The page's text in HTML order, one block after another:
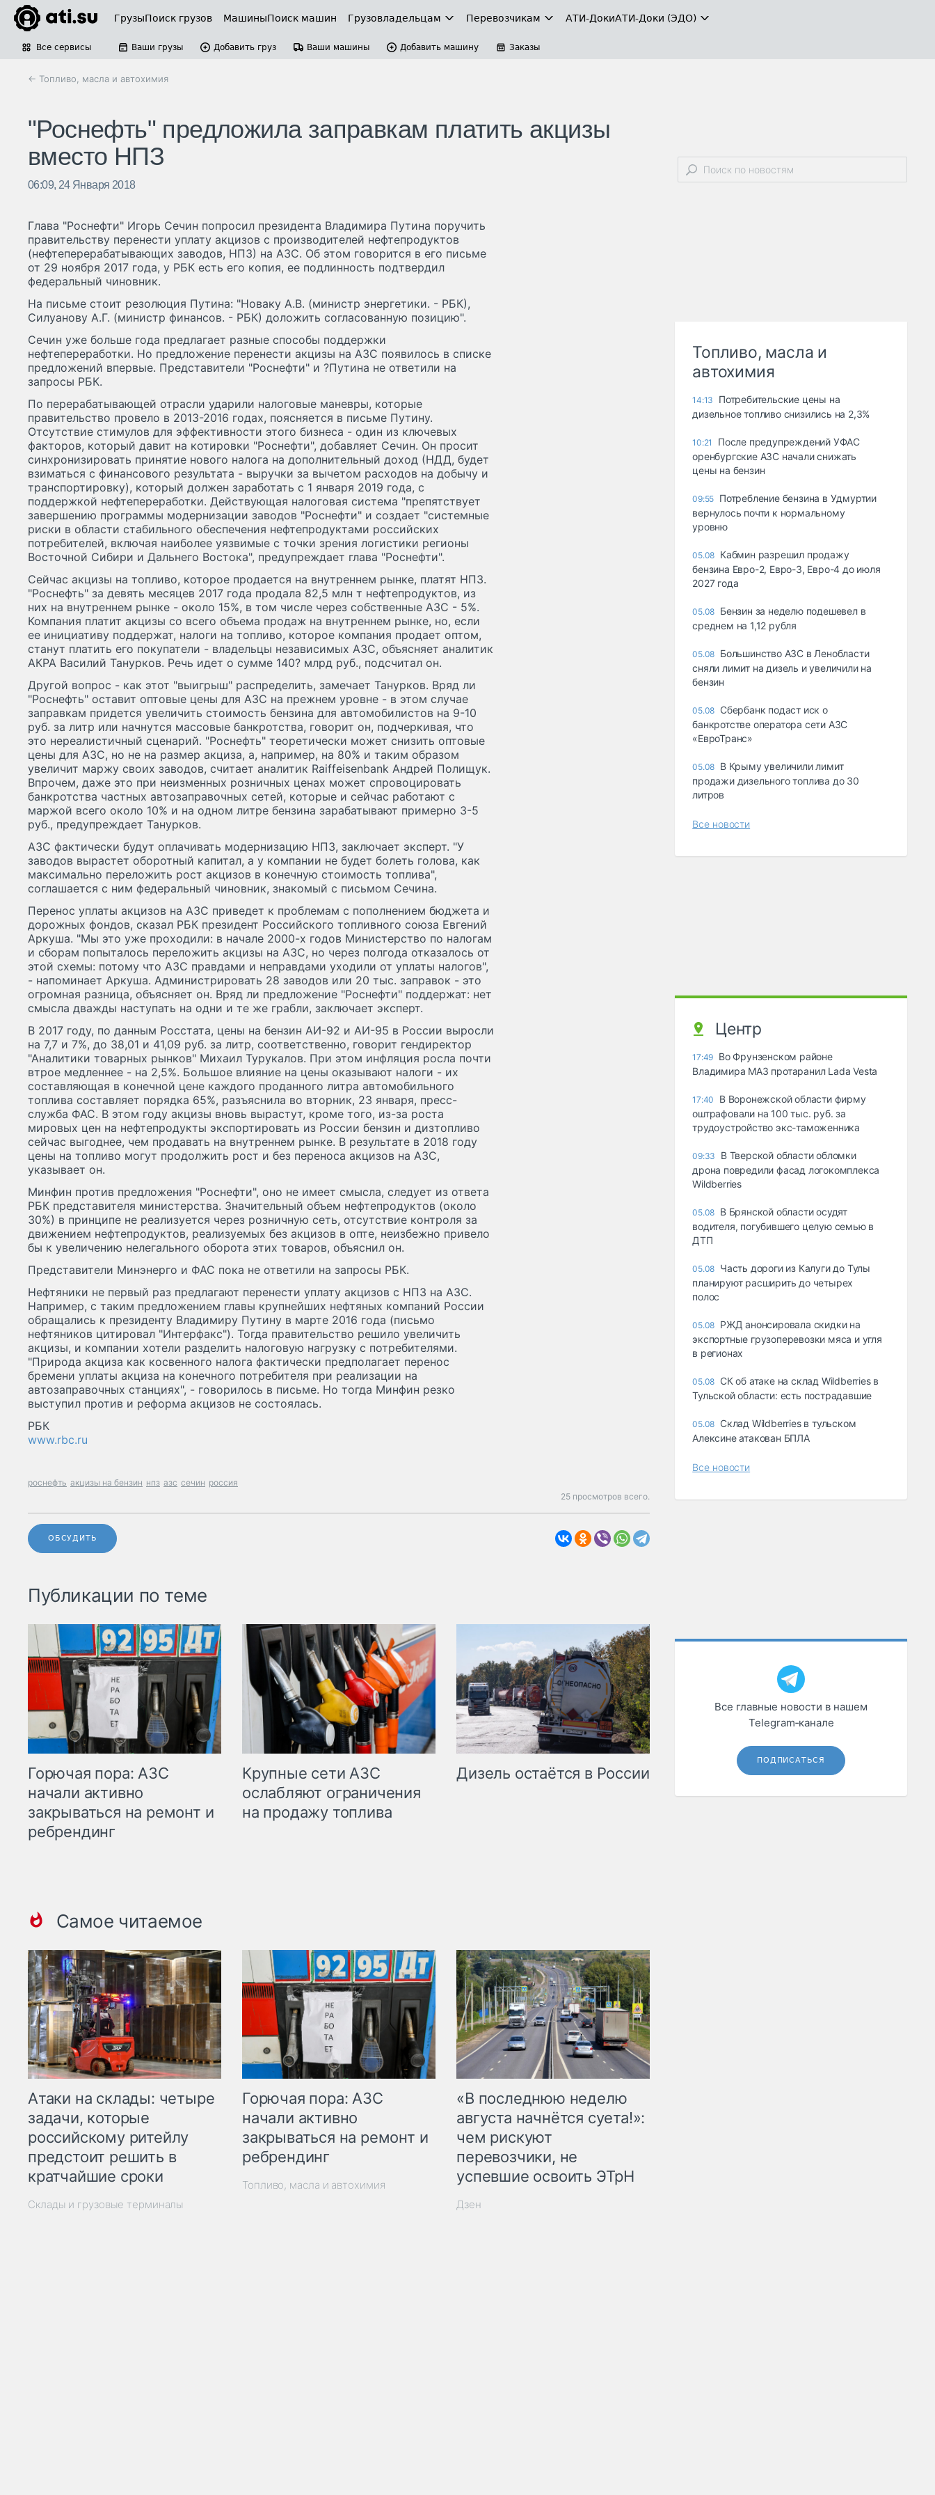
ГрузыПоиск грузов МашиныПоиск машин Грузовладельцам Перевозчикам АТИ-ДокиАТИ-Доки (ЭДО)
Все сервисы Ваши грузы Добавить груз Ваши машины Добавить машину Заказы
← Топливо, масла и автохимия
"Роснефть" предложила заправкам платить акцизы
вместо НПЗ
06:09, 24 Января 2018
Глава "Роснефти" Игорь Сечин попросил президента Владимира Путина поручить
правительству перенести уплату акцизов с производителей нефтепродуктов
(нефтеперерабатывающих заводов, НПЗ) на АЗС. Об этом говорится в его письме
от 29 ноября 2017 года, у РБК есть его копия, ее подлинность подтвердил
федеральный чиновник.
На письме стоит резолюция Путина: "Новаку А.В. (министр энергетики. - РБК),
Силуанову А.Г. (министр финансов. - РБК) доложить согласованную позицию".
Сечин уже больше года предлагает разные способы поддержки
нефтепереработки. Но предложение перенести акцизы на АЗС появилось в списке
предложений впервые. Представители "Роснефти" и ?Путина не ответили на
запросы РБК.
По перерабатывающей отрасли ударили налоговые маневры, которые
правительство провело в 2013-2016 годах, поясняется в письме Путину.
Отсутствие стимулов для эффективности этого бизнеса - один из ключевых
факторов, который давит на котировки "Роснефти", добавляет Сечин. Он просит
синхронизировать принятие нового налога на дополнительный доход (НДД, будет
взиматься с финансового результата - выручки за вычетом расходов на добычу и
транспортировку), который должен заработать с 1 января 2019 года, с
поддержкой нефтепереработки. Действующая налоговая система "препятствует
завершению программы модернизации заводов "Роснефти" и создает "системные
риски в области стабильного обеспечения нефтепродуктами российских
потребителей, включая наиболее уязвимые с точки зрения логистики регионы
Восточной Сибири и Дальнего Востока", предупреждает глава "Роснефти".
Сейчас акцизы на топливо, которое продается на внутреннем рынке, платят НПЗ.
"Роснефть" за девять месяцев 2017 года продала 82,5 млн т нефтепродуктов, из
них на внутреннем рынке - около 15%, в том числе через собственные АЗС - 5%.
Компания платит акцизы со всего объема продаж на внутреннем рынке, но, если
ее инициативу поддержат, налоги на топливо, которое компания продает оптом,
станут платить его покупатели - владельцы независимых АЗС, объясняет аналитик
АКРА Василий Танурков. Речь идет о сумме 140? млрд руб., подсчитал он.
Другой вопрос - как этот "выигрыш" распределить, замечает Танурков. Вряд ли
"Роснефть" оставит оптовые цены для АЗС на прежнем уровне - в этом случае
заправкам придется увеличить стоимость бензина для автомобилистов на 9-10
руб. за литр или начнутся массовые банкротства, говорит он, подчеркивая, что
это нереалистичный сценарий. "Роснефть" теоретически может снизить оптовые
цены для АЗС, но не на размер акциза, а, например, на 80% и таким образом
увеличит маржу своих заводов, считает аналитик Raiffeisenbank Андрей Полищук.
Впрочем, даже это при неизменных розничных ценах может спровоцировать
банкротства частных автозаправочных сетей, которые и сейчас работают с
маржой всего около 10% и на одном литре бензина зарабатывают примерно 3-5
руб., предупреждает Танурков.
АЗС фактически будут оплачивать модернизацию НПЗ, заключает эксперт. "У
заводов вырастет оборотный капитал, а у компании не будет болеть голова, как
максимально переложить рост акцизов в конечную стоимость топлива",
соглашается с ним федеральный чиновник, знакомый с письмом Сечина.
Перенос уплаты акцизов на АЗС приведет к проблемам с пополнением бюджета и
дорожных фондов, сказал РБК президент Российского топливного союза Евгений
Аркуша. "Мы это уже проходили: в начале 2000-х годов Министерство по налогам
и сборам попыталось переложить акцизы на АЗС, но через полгода отказалось от
этой схемы: потому что АЗС правдами и неправдами уходили от уплаты налогов",
- напоминает Аркуша. Администрировать 28 заводов или 20 тыс. заправок - это
огромная разница, объясняет он. Вряд ли предложение "Роснефти" поддержат: нет
смысла дважды наступать на одни и те же грабли, заключает эксперт.
В 2017 году, по данным Росстата, цены на бензин АИ-92 и АИ-95 в России выросли
на 7,7 и 7%, до 38,01 и 41,09 руб. за литр, соответственно, говорит гендиректор
"Аналитики товарных рынков" Михаил Турукалов. При этом инфляция росла почти
втрое медленнее - на 2,5%. Большое влияние на цены оказывают налоги - их
составляющая в конечной цене каждого проданного литра автомобильного
топлива составляет порядка 65%, разъяснила во вторник, 23 января, пресс-
служба ФАС. В этом году акцизы вновь вырастут, кроме того, из-за роста
мировых цен на нефтепродукты экспортировать из России бензин и дизтопливо
сейчас выгоднее, чем продавать на внутреннем рынке. В результате в 2018 году
цены на топливо могут продолжить рост и без переноса акцизов на АЗС,
указывает он.
Минфин против предложения "Роснефти", оно не имеет смысла, следует из ответа
РБК представителя министерства. Значительный объем нефтепродуктов (около
30%) в принципе не реализуется через розничную сеть, отсутствие контроля за
движением нефтепродуктов, реализуемых без акцизов в опте, неизбежно привело
бы к увеличению нелегального оборота этих товаров, объяснил он.
Представители Минэнерго и ФАС пока не ответили на запросы РБК.
Нефтяники не первый раз предлагают перенести уплату акцизов с НПЗ на АЗС.
Например, с таким предложением главы крупнейших нефтяных компаний России
обращались к президенту Владимиру Путину в марте 2016 года (письмо
нефтяников цитировал "Интерфакс"). Тогда правительство решило увеличить
акцизы, и компании хотели разделить налоговую нагрузку с потребителями.
"Природа акциза как косвенного налога фактически предполагает перенос
бремени уплаты акциза на конечного потребителя при реализации на
автозаправочных станциях", - говорилось в письме. Но тогда Минфин резко
выступил против и реформа акцизов не состоялась.
РБК
www.rbc.ru
роснефть акцизы на бензин нпз азс сечин россия
25 просмотров всего.
ОБСУДИТЬ
Публикации по теме
Горючая пора: АЗС
начали активно
закрываться на ремонт и
ребрендинг
Крупные сети АЗС
ослабляют ограничения
на продажу топлива
Дизель остаётся в России
Самое читаемое
Атаки на склады: четыре
задачи, которые
российскому ритейлу
предстоит решить в
кратчайшие сроки
Склады и грузовые терминалы
Горючая пора: АЗС
начали активно
закрываться на ремонт и
ребрендинг
Топливо, масла и автохимия
«В последнюю неделю
августа начнётся суета!»:
чем рискуют
перевозчики, не
успевшие освоить ЭТрН
Дзен
Топливо, масла и
автохимия
14:13
Потребительские цены на
дизельное топливо снизились на 2,3%
10:21
После предупреждений УФАС
оренбургские АЗС начали снижать
цены на бензин
09:55 Потребление бензина в Удмуртии
вернулось почти к нормальному
уровню
05.08 Кабмин разрешил продажу
бензина Евро-2, Евро-3, Евро-4 до июля
2027 года
05.08 Бензин за неделю подешевел в
среднем на 1,12 рубля
05.08 Большинство АЗС в Ленобласти
сняли лимит на дизель и увеличили на
бензин
05.08 Сбербанк подаст иск о
банкротстве оператора сети АЗС
«ЕвроТранс»
05.08 В Крыму увеличили лимит
продажи дизельного топлива до 30
литров
Все новости
Центр
17:49 Во Фрунзенском районе
Владимира МАЗ протаранил Lada Vesta
17:40
В Воронежской области фирму
оштрафовали на 100 тыс. руб. за
трудоустройство экс-таможенника
09:33
В Тверской области обломки
дрона повредили фасад логокомплекса
Wildberries
05.08 В Брянской области осудят
водителя, погубившего целую семью в
ДТП
05.08 Часть дороги из Калуги до Тулы
планируют расширить до четырех
полос
05.08 РЖД анонсировала скидки на
экспортные грузоперевозки мяса и угля
в регионах
05.08 СК об атаке на склад Wildberries в
Тульской области: есть пострадавшие
05.08 Склад Wildberries в тульском
Алексине атакован БПЛА
Все новости
Все главные новости в нашем
Telegram‑канале
ПОДПИСАТЬСЯ